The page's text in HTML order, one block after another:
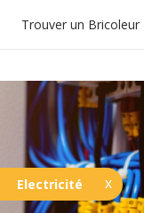
Trouver un Bricoleur
Electricité